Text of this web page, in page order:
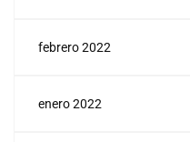
febrero 2022
enero 2022